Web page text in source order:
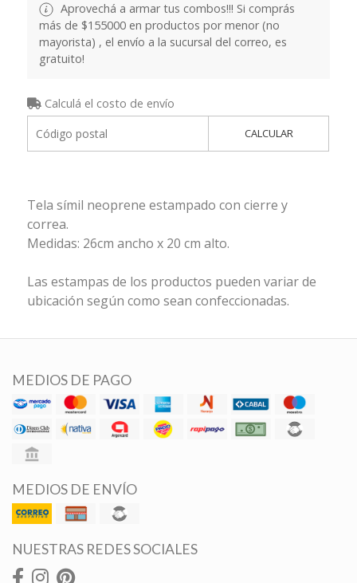
Aprovechá a armar tus combos!!! Si comprás
más de $155000 en productos por menor (no
mayorista) , el envío a la sucursal del correo, es
gratuito!
Calculá el costo de envío
CALCULAR
Tela símil neoprene estampado con cierre y
correa.
Medidas: 26cm ancho x 20 cm alto.
Las estampas de los productos pueden variar de
ubicación según como sean confeccionadas.
MEDIOS DE PAGO
MEDIOS DE ENVÍO
NUESTRAS REDES SOCIALES